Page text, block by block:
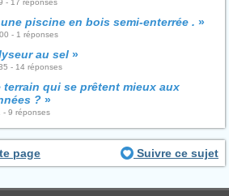
- 17 réponses
piscine en bois semi-enterrée . »
- 1 réponses
au sel »
- 14 réponses
terrain qui se prêtent mieux aux
? »
- 9 réponses
page Suivre ce sujet